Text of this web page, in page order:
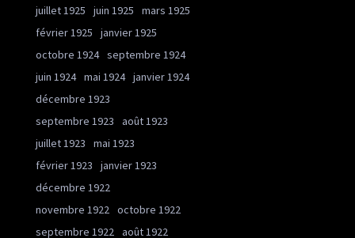
juillet 1925
juin 1925
mars 1925
février 1925
janvier 1925
octobre 1924 septembre 1924
juin 1924 mai 1924 janvier 1924
décembre 1923
septembre 1923
août 1923
juillet 1923
mai 1923
février 1923
janvier 1923
décembre 1922
novembre 1922 octobre 1922
septembre 1922 août 1922